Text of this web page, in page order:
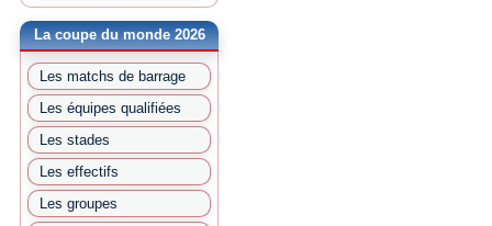
La coupe du monde 2026
Les matchs de barrage
Les équipes qualifiées
Les stades
Les effectifs
Les groupes